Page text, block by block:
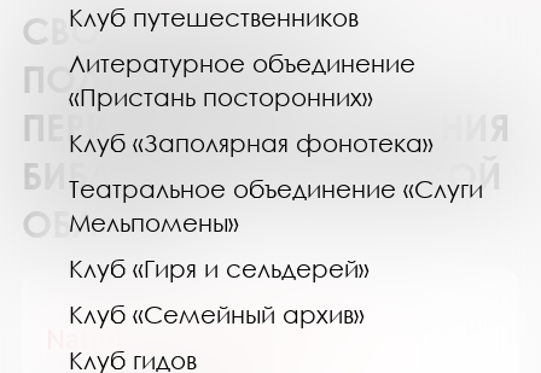
Клуб путешественников
Литературное объединение
«Пристань посторонних»
Клуб «Заполярная фонотека»
Театральное объединение «Слуги
Мельпомены»
Клуб «Гиря и сельдерей»
Клуб «Семейный архив»
Клуб гидов
СВОДНЫЙ КАТАЛОГ
ПОДПИСКИ НА
ПЕРИОДИЧЕСКИЕ ИЗДАНИЯ
БИБЛИОТЕК МУРМАНСКОЙ
ОБЛАСТИ
National Geographic Россия